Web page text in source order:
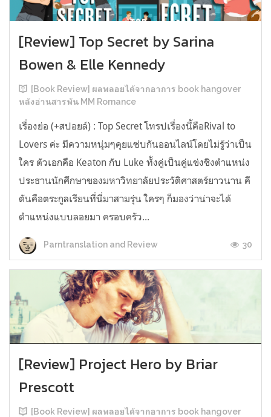
[Review] Top Secret by Sarina
Bowen & Elle Kennedy
[Book Review] ผลพลอยได้จากอาการ book hangover
หลังอ่านสารพัน MM Romance
เรื่องย่อ (+สปอยล์) : Top Secret โทรปเรื่องนี้คือRival to
Lovers ค่ะ มีความหนุ่มๆคุยแซ่บกันออนไลน์โดยไม่รู้ว่าเป็น
ใคร ตัวเอกคือ Keaton กับ Luke ทั้งคู่เป็นคู่แข่งชิงตำแหน่ง
ประธานนักศึกษาของมหาวิทยาลัยประวัติศาสตร์ยาวนาน คี
ตันคือตระกูลเรียนที่นี่มาสามรุ่น ใครๆ ก็มองว่าน่าจะได้
ตำแหน่งแบบลอยมา ครอบครัว...
Parntranslation and Review 30
[Review] Project Hero by Briar
Prescott
[Book Review] ผลพลอยได้จากอาการ book hangover